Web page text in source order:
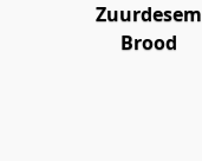
Zuurdesem
Brood